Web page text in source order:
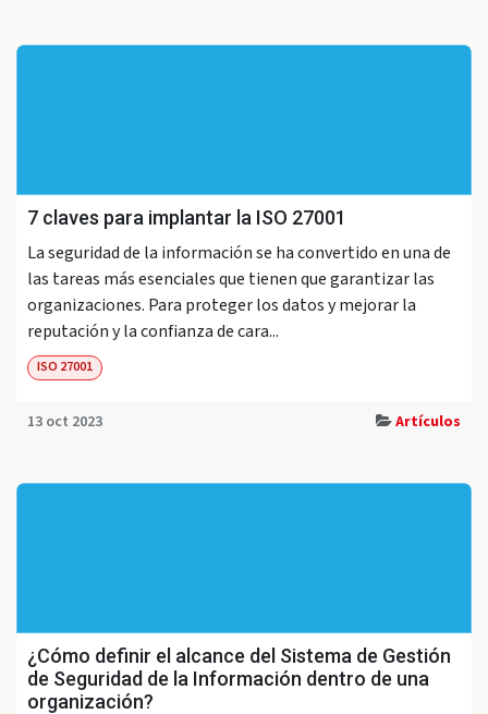
7 claves para implantar la ISO 27001
La seguridad de la información se ha convertido en una de
las tareas más esenciales que tienen que garantizar las
organizaciones. Para proteger los datos y mejorar la
reputación y la confianza de cara...
ISO 27001
13 oct 2023 Artículos
¿Cómo definir el alcance del Sistema de Gestión
de Seguridad de la Información dentro de una
organización?